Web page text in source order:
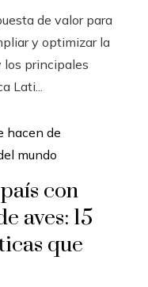
de valor para
y optimizar la
los principales
Lati...
con
aves: 15
que